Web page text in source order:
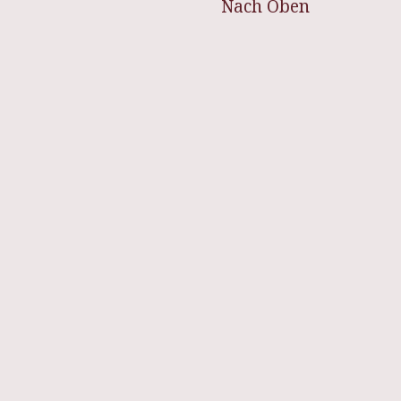
Nach Oben